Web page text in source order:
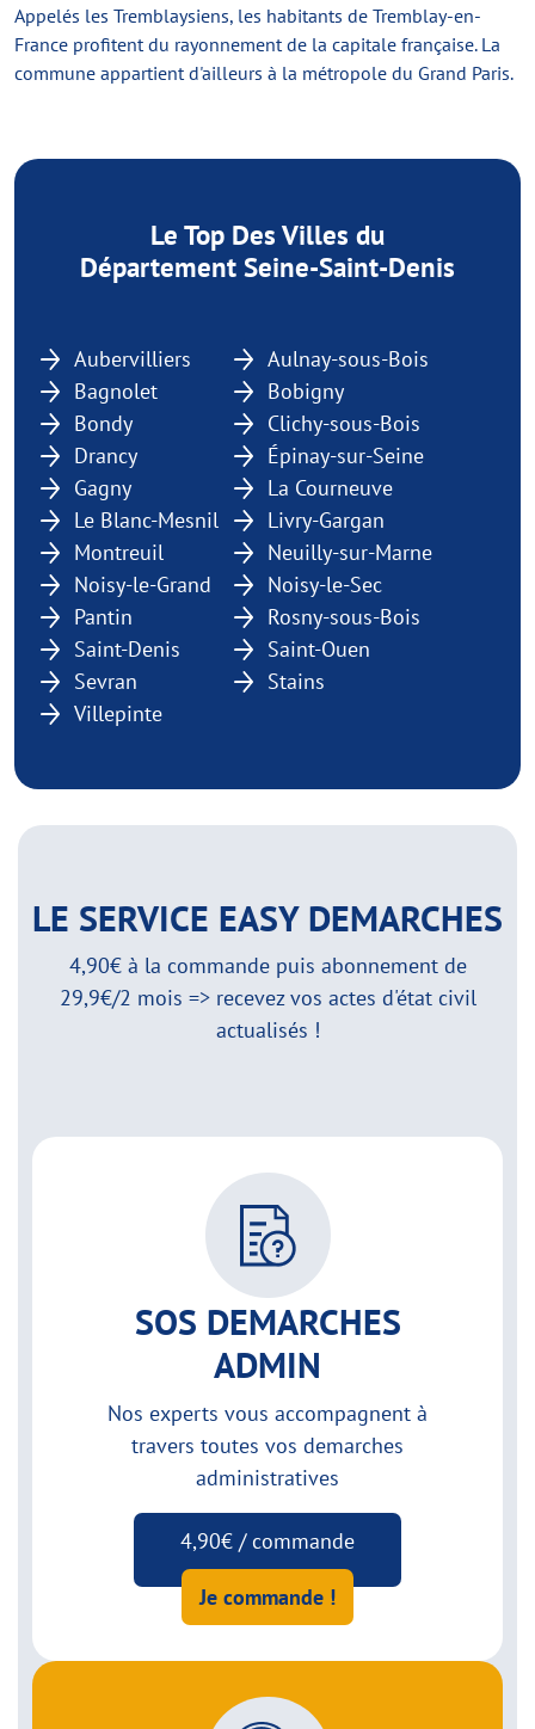
Appelés les Tremblaysiens, les habitants de Tremblay-en-
France profitent du rayonnement de la capitale française. La
commune appartient d'ailleurs à la métropole du Grand Paris.
Le Top Des Villes du
Département Seine-Saint-Denis
Aubervilliers
Aulnay-sous-Bois
Bagnolet
Bobigny
Bondy
Clichy-sous-Bois
Drancy
Épinay-sur-Seine
Gagny
La Courneuve
Le Blanc-Mesnil
Livry-Gargan
Montreuil
Neuilly-sur-Marne
Noisy-le-Grand
Noisy-le-Sec
Pantin
Rosny-sous-Bois
Saint-Denis
Saint-Ouen
Sevran
Stains
Villepinte
LE SERVICE EASY DEMARCHES
4,90€ à la commande puis abonnement de
29,9€/2 mois => recevez vos actes d'état civil
actualisés !
SOS DEMARCHES
ADMIN
Nos experts vous accompagnent à
travers toutes vos demarches
administratives
4,90€ / commande
Je commande !